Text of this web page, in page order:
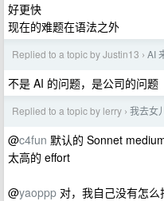
好更快
现在的难题在语法之外
Replied to a topic by Justin13 › AI
不是 AI 的问题，是公司的问题
Replied to a topic by lerry › 我去女
@c4fun 默认的 Sonnet
太高的 effort
@yaoppp 对，我自己没有怎